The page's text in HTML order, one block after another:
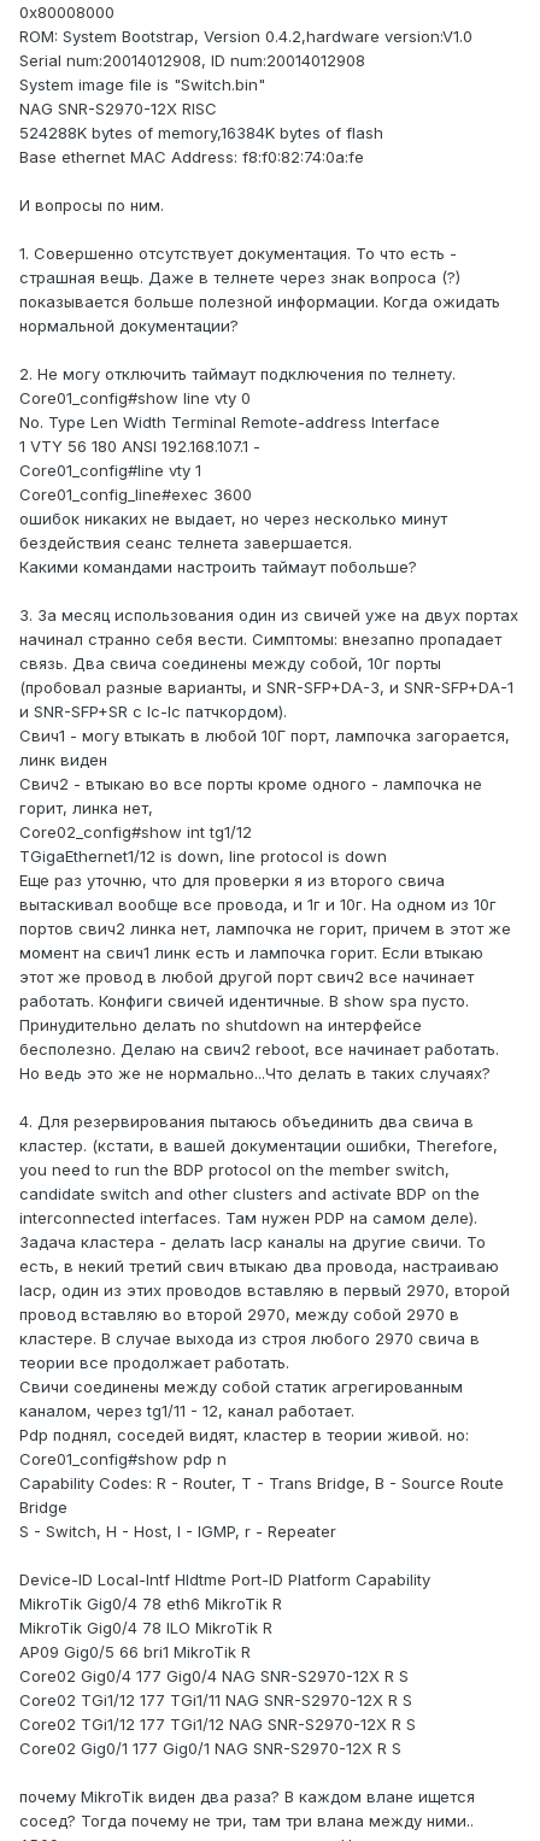
0x80008000
ROM: System Bootstrap, Version 0.4.2,hardware version:V1.0
Serial num:20014012908, ID num:20014012908
System image file is "Switch.bin"
NAG SNR-S2970-12X RISC
524288K bytes of memory,16384K bytes of flash
Base ethernet MAC Address: f8:f0:82:74:0a:fe
И вопросы по ним.
1. Совершенно отсутствует документация. То что есть -
страшная вещь. Даже в телнете через знак вопроса (?)
показывается больше полезной информации. Когда ожидать
нормальной документации?
2. Не могу отключить таймаут подключения по телнету.
Core01_config#show line vty 0
No. Type Len Width Terminal Remote-address Interface
1 VTY 56 180 ANSI 192.168.107.1 -
Core01_config#line vty 1
Core01_config_line#exec 3600
ошибок никаких не выдает, но через несколько минут
бездействия сеанс телнета завершается.
Какими командами настроить таймаут побольше?
3. За месяц использования один из свичей уже на двух портах
начинал странно себя вести. Симптомы: внезапно пропадает
связь. Два свича соединены между собой, 10г порты
(пробовал разные варианты, и SNR-SFP+DA-3, и SNR-SFP+DA-1
и SNR-SFP+SR с lc-lc патчкордом).
Свич1 - могу втыкать в любой 10Г порт, лампочка загорается,
линк виден
Свич2 - втыкаю во все порты кроме одного - лампочка не
горит, линка нет,
Core02_config#show int tg1/12
TGigaEthernet1/12 is down, line protocol is down
Еще раз уточню, что для проверки я из второго свича
вытаскивал вообще все провода, и 1г и 10г. На одном из 10г
портов свич2 линка нет, лампочка не горит, причем в этот же
момент на свич1 линк есть и лампочка горит. Если втыкаю
этот же провод в любой другой порт свич2 все начинает
работать. Конфиги свичей идентичные. В show spa пусто.
Принудительно делать no shutdown на интерфейсе
бесполезно. Делаю на свич2 reboot, все начинает работать.
Но ведь это же не нормально...Что делать в таких случаях?
4. Для резервирования пытаюсь объединить два свича в
кластер. (кстати, в вашей документации ошибки, Therefore,
you need to run the BDP protocol on the member switch,
candidate switch and other clusters and activate BDP on the
interconnected interfaces. Там нужен PDP на самом деле).
Задача кластера - делать lacp каналы на другие свичи. То
есть, в некий третий свич втыкаю два провода, настраиваю
lacp, один из этих проводов вставляю в первый 2970, второй
провод вставляю во второй 2970, между собой 2970 в
кластере. В случае выхода из строя любого 2970 свича в
теории все продолжает работать.
Свичи соединены между собой статик агрегированным
каналом, через tg1/11 - 12, канал работает.
Pdp поднял, соседей видят, кластер в теории живой. но:
Core01_config#show pdp n
Capability Codes: R - Router, T - Trans Bridge, B - Source Route
Bridge
S - Switch, H - Host, I - IGMP, r - Repeater
Device-ID Local-Intf Hldtme Port-ID Platform Capability
MikroTik Gig0/4 78 eth6 MikroTik R
MikroTik Gig0/4 78 ILO MikroTik R
AP09 Gig0/5 66 bri1 MikroTik R
Core02 Gig0/4 177 Gig0/4 NAG SNR-S2970-12X R S
Core02 TGi1/12 177 TGi1/11 NAG SNR-S2970-12X R S
Core02 TGi1/12 177 TGi1/12 NAG SNR-S2970-12X R S
Core02 Gig0/1 177 Gig0/1 NAG SNR-S2970-12X R S
почему MikroTik виден два раза? В каждом влане ищется
сосед? Тогда почему не три, там три влана между ними..